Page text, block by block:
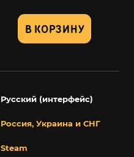
В КОРЗИНУ
Русский (интерфейс)
Россия, Украина и СНГ
Steam